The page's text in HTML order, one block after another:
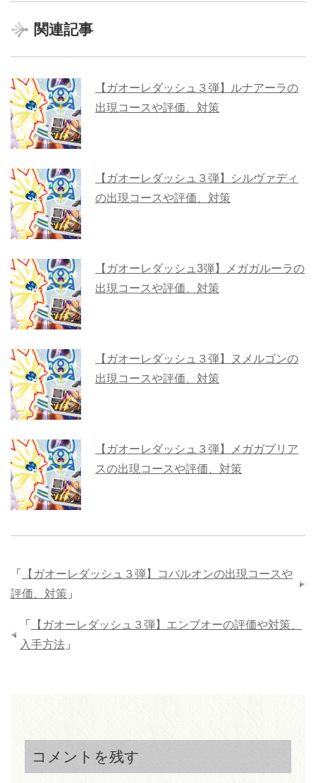
関連記事
【ガオーレダッシュ３弾】ルナアーラの
出現コースや評価、対策
【ガオーレダッシュ３弾】シルヴァディ
の出現コースや評価、対策
【ガオーレダッシュ3弾】メガガルーラの
出現コースや評価、対策
【ガオーレダッシュ３弾】ヌメルゴンの
出現コースや評価、対策
【ガオーレダッシュ３弾】メガガブリア
スの出現コースや評価、対策
「
【ガオーレダッシュ３弾】コバルオンの出現コースや
評価、対策 」
「
【ガオーレダッシュ３弾】エンブオーの評価や対策、
入手方法 」
コメントを残す